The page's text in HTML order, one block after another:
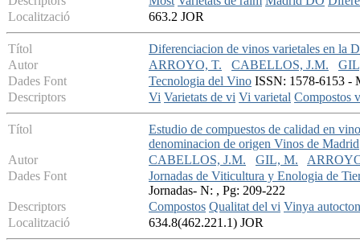
Localització
663.2 JOR
Títol
Diferenciacion de vinos varietales en la
Autor
ARROYO, T. CABELLOS, J.M.
Dades Font
Tecnologia del Vino ISSN: 1578-6153 -
Descriptors
Vi Varietats de vi Vi varietal Compostos
Títol
Estudio de compuestos de calidad en
denominacion de origen Vinos de Madrid
Autor
CABELLOS, J.M. GIL, M.
Dades Font
Jornadas de Viticultura y Enologia de
Jornadas- N: , Pg: 209-222
Descriptors
Compostos Qualitat del vi Vinya
Localització
634.8(462.221.1) JOR